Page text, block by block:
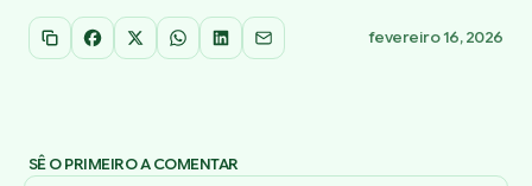
Copiar link
Facebook
X WhatsApp
LinkedInEmail fevereiro 16, 2026
SÊ O PRIMEIRO A COMENTAR